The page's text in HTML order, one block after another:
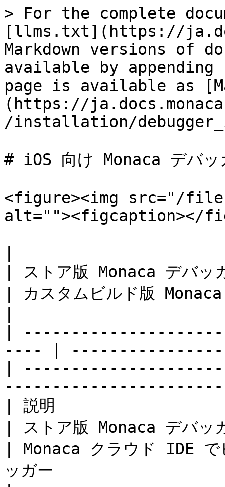
> For the complete
[llms.txt](https://
Markdown versions of
available by
page is available as
(https://
/installation/
# iOS 向け Monaca デバッ
<figure><img src="/files/
alt=""><figcaption></
| ストア版 Monaca デバッ
| カスタムビルド版
|
---- |
|
| 説明
| ストア版 Monaca デバッ
| Monaca クラウド IDE で
ッガー